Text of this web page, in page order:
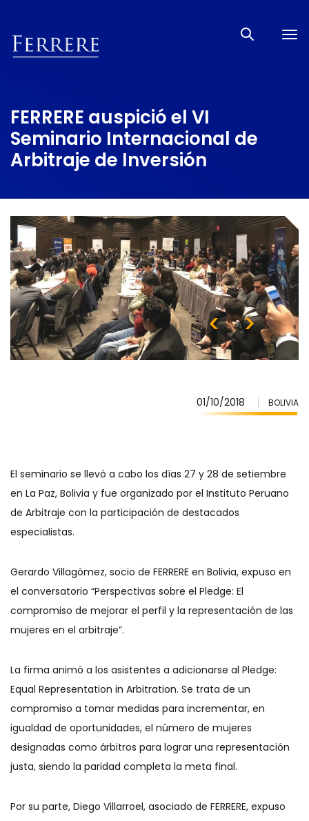
FERRERE auspició el VI
Seminario Internacional de
Arbitraje de Inversión
01/10/2018 BOLIVIA
El seminario se llevó a cabo los días 27 y 28 de setiembre
en La Paz, Bolivia y fue organizado por el Instituto Peruano
de Arbitraje con la participación de destacados
especialistas.
Gerardo Villagómez, socio de FERRERE en Bolivia, expuso en
el conversatorio “Perspectivas sobre el Pledge: El
compromiso de mejorar el perfil y la representación de las
mujeres en el arbitraje”.
La firma animó a los asistentes a adicionarse al Pledge:
Equal Representation in Arbitration. Se trata de un
compromiso a tomar medidas para incrementar, en
igualdad de oportunidades, el número de mujeres
designadas como árbitros para lograr una representación
justa, siendo la paridad completa la meta final.
Por su parte, Diego Villarroel, asociado de FERRERE, expuso